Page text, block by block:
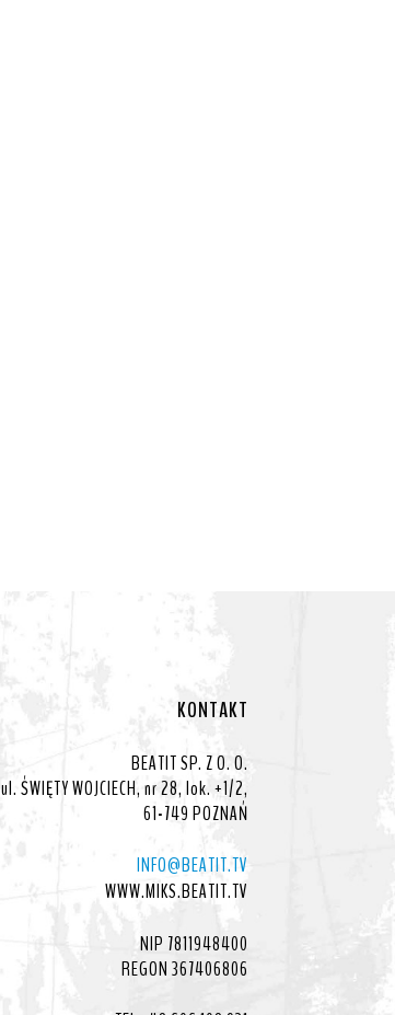
KONTAKT
BEATIT SP. Z O. O.
ul. ŚWIĘTY WOJCIECH, nr 28, lok. +1/2,
61-749 POZNAŃ
INFO@BEATIT.TV
WWW.MIKS.BEATIT.TV
NIP 7811948400
REGON 367406806